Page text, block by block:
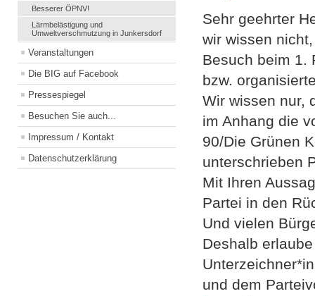
Besserer ÖPNV!
Lärmbelästigung und
Umweltverschmutzung in Junkersdorf
Veranstaltungen
Die BIG auf Facebook
Pressespiegel
Besuchen Sie auch...
Impressum / Kontakt
Datenschutzerklärung
Sehr geehrter
wir wissen
Besuch beim 1.
bzw.
Wir wissen nur,
im Anhang die
90/Die Grünen
unterschrieben
Mit Ihren
Partei in den
Und vielen
Deshalb
und dem